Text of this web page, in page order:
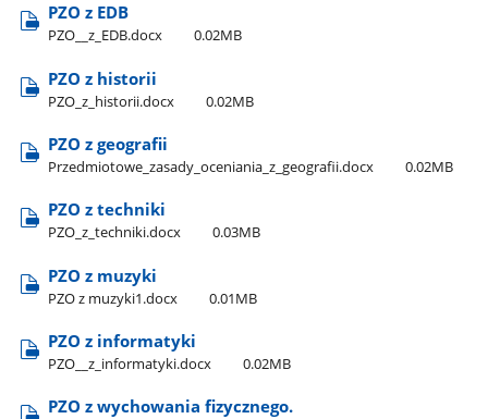
PZO z EDB
PZO​_​_z​_EDB.docx 0.02MB
PZO z historii
PZO​_z​_historii.docx 0.02MB
PZO z geografii
Przedmiotowe​_zasady​_oceniania​_z​_geografii.docx 0.02MB
PZO z techniki
PZO​_z​_techniki.docx 0.03MB
PZO z muzyki
PZO z muzyki1.docx 0.01MB
PZO z informatyki
PZO​_​_z​_informatyki.docx 0.02MB
PZO z wychowania fizycznego.